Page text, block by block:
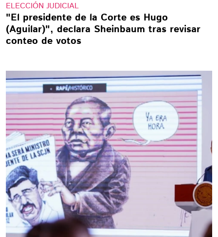
ELECCIÓN JUDICIAL
"El presidente de la Corte es Hugo
(Aguilar)", declara Sheinbaum tras revisar
conteo de votos